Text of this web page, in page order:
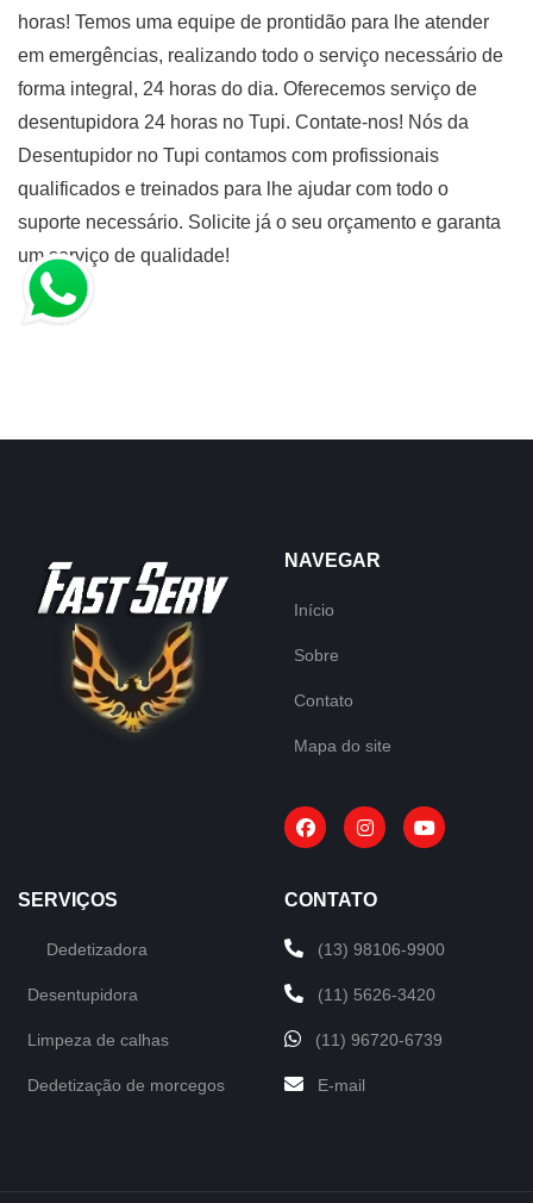
horas! Temos uma equipe de prontidão para lhe atender
em emergências, realizando todo o serviço necessário de
forma integral, 24 horas do dia. Oferecemos serviço de
desentupidora 24 horas no Tupi. Contate-nos! Nós da
Desentupidor no Tupi contamos com profissionais
qualificados e treinados para lhe ajudar com todo o
suporte necessário. Solicite já o seu orçamento e garanta
um serviço de qualidade!
NAVEGAR
Início
Sobre
Contato
Mapa do site
SERVIÇOS
Dedetizadora
Desentupidora
Limpeza de calhas
Dedetização de morcegos
CONTATO
(13) 98106-9900
(11) 5626-3420
(11) 96720-6739
E-mail